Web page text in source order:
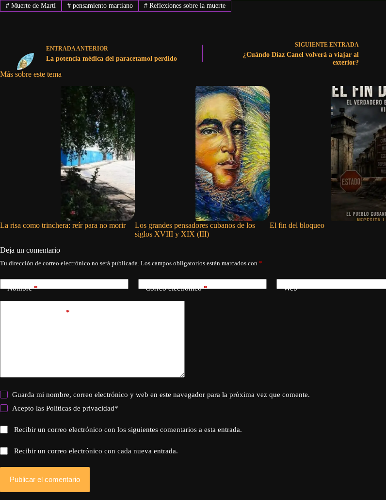
#Muerte de Martí #pensamiento martiano # Reflexiones sobre la muerte
ENTRADA ANTERIOR
La potencia médica del paracetamol perdido
SIGUIENTE ENTRADA
¿Cuándo Díaz Canel volverá a viajar al
exterior?
Más sobre este tema
La risa como trinchera: reír para no morir
Los grandes pensadores cubanos de los
siglos XVIII y XIX (III)
El fin del bloqueo
Deja un comentario
Tu dirección de correo electrónico no será publicada. Los campos obligatorios están marcados con *
Nombre* Correo electrónico* Web
*
Guarda mi nombre, correo electrónico y web en este navegador para la próxima vez que comente.
Acepto lasPoliticas de privacidad*
Recibir un correo electrónico con los siguientes comentarios a esta entrada.
Recibir un correo electrónico con cada nueva entrada.
Publicar el comentario